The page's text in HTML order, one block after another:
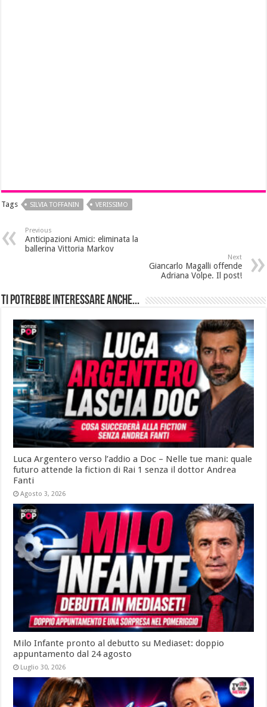
Tags SILVIA TOFFANIN VERISSIMO
Previous
Anticipazioni Amici: eliminata la
ballerina Vittoria Markov
Next
Giancarlo Magalli offende
Adriana Volpe. Il post!
Ti potrebbe interessare anche...
Luca Argentero verso l’addio a Doc – Nelle tue mani: quale
futuro attende la fiction di Rai 1 senza il dottor Andrea
Fanti
Agosto 3, 2026
Milo Infante pronto al debutto su Mediaset: doppio
appuntamento dal 24 agosto
Luglio 30, 2026